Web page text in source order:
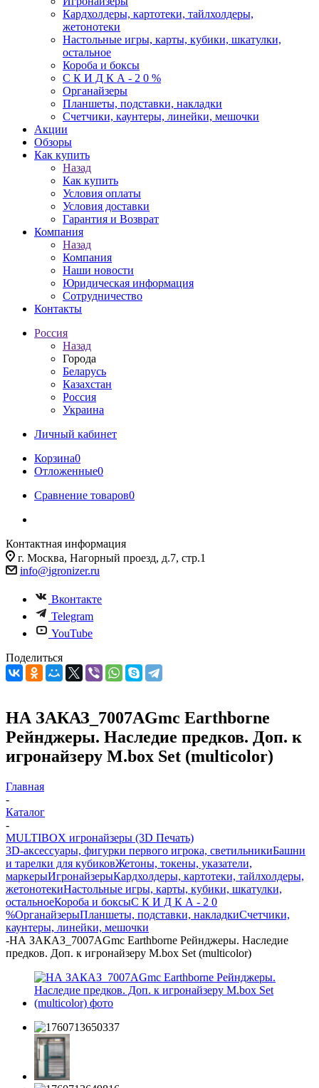
Кардхолдеры, картотеки, тайлхолдеры,
жетонотеки
Настольные игры, карты, кубики, шкатулки,
остальное
Короба и боксы
С К И Д К А - 2 0 %
Органайзеры
Планшеты, подставки, накладки
Счетчики, каунтеры, линейки, мешочки
Акции
Обзоры
Как купить
Назад
Как купить
Условия оплаты
Условия доставки
Гарантия и Возврат
Компания
Назад
Компания
Наши новости
Юридическая информация
Сотрудничество
Контакты
Россия
Назад
Города
Беларусь
Казахстан
Россия
Украина
Личный кабинет
Корзина0
Отложенные0
Сравнение товаров0
Контактная информация
г. Москва, Нагорный проезд, д.7, стр.1
info@igronizer.ru
Вконтакте
Telegram
YouTube
Поделиться
НА ЗАКАЗ_7007AGmc Earthborne
Рейнджеры. Наследие предков. Доп. к
игронайзеру M.box Set (multicolor)
Главная
-
Каталог
-
MULTIBOX игронайзеры (3D Печать)
3D-аксессуары, фигурки первого игрока, светильникиБашни
и тарелки для кубиковЖетоны, токены, указатели,
маркерыИгронайзерыКардхолдеры, картотеки, тайлхолдеры,
жетонотекиНастольные игры, карты, кубики, шкатулки,
остальноеКороба и боксыС К И Д К А - 2 0
%ОрганайзерыПланшеты, подставки, накладкиСчетчики,
каунтеры, линейки, мешочки
-НА ЗАКАЗ_7007AGmc Earthborne Рейнджеры. Наследие
предков. Доп. к игронайзеру M.box Set (multicolor)